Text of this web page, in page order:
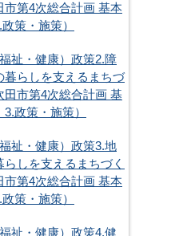
市第4次総合計画 基本
策・施策）
祉・健康）政策2.障
暮らしを支えるまちづ
田市第4次総合計画 基
政策・施策）
祉・健康）政策3.地
らしを支えるまちづく
市第4次総合計画 基本
策・施策）
祉・健康）政策4.健